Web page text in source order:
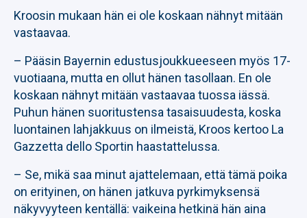
Kroosin mukaan hän ei ole koskaan nähnyt mitään
vastaavaa.
– Pääsin Bayernin edustusjoukkueeseen myös 17-
vuotiaana, mutta en ollut hänen tasollaan. En ole
koskaan nähnyt mitään vastaavaa tuossa iässä.
Puhun hänen suoritustensa tasaisuudesta, koska
luontainen lahjakkuus on ilmeistä, Kroos kertoo La
Gazzetta dello Sportin haastattelussa.
– Se, mikä saa minut ajattelemaan, että tämä poika
on erityinen, on hänen jatkuva pyrkimyksensä
näkyvyyteen kentällä: vaikeina hetkinä hän aina